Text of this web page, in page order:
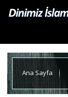
Ana Sayfa